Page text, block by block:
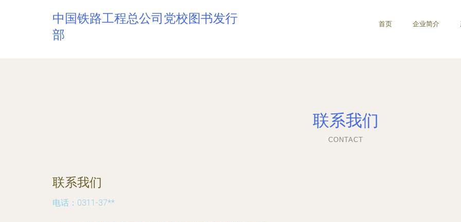
中国铁路工程总公司党校图书发行
部
首页 企业简介
联系我们
CONTACT
联系我们
电话：0311-37**